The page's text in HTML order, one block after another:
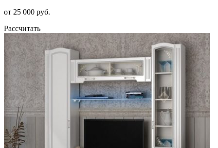
от 25 000 руб.
Рассчитать